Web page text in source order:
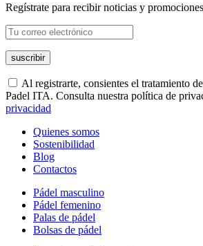
Regístrate para recibir noticias y promociones
Al registrarte, consientes el tratamiento
Padel ITA. Consulta nuestra política de
privacidad
Quienes somos
Sostenibilidad
Blog
Contactos
Pádel masculino
Pádel femenino
Palas de pádel
Bolsas de pádel